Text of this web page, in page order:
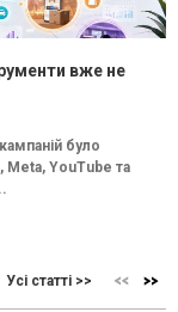
вже не
було
Meta, YouTube та
Усі статті >>